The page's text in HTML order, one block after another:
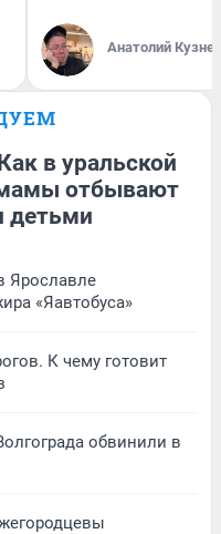
Анатолий
в уральской
отбывают
детьми
Ярославле
«Яавтобуса»
К чему готовит
обвинили в